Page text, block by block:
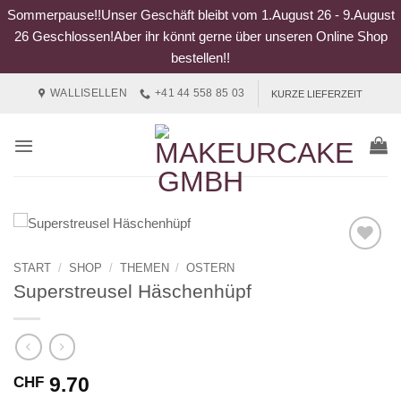
Sommerpause!!Unser Geschäft bleibt vom 1.August 26 - 9.August
26 Geschlossen!Aber ihr könnt gerne über unseren Online Shop
bestellen!!
WALLISELLEN +41 44 558 85 03 KURZE LIEFERZEIT
START / SHOP / THEMEN / OSTERN
Superstreusel Häschenhüpf
CHF 9.70